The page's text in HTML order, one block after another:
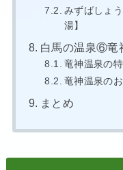
みずばしょ
湯】
白馬の温泉⑥竜
竜神温泉の
竜神温泉の
まとめ